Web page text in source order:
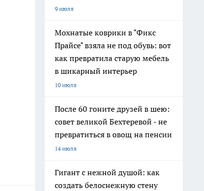
9 июля
Мохнатые коврики в "Фикс
Прайсе" взяла не под обувь: вот
как превратила старую мебель
в шикарный интерьер
10 июля
После 60 гоните друзей в шею:
совет великой Бехтеревой - не
превратиться в овощ на пенсии
14 июля
Гигант с нежной душой: как
создать белоснежную стену